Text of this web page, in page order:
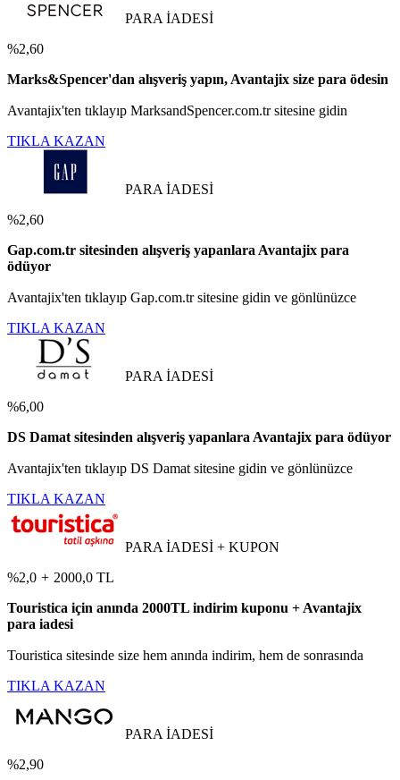
PARA İADESİ
%2,60
Marks&Spencer'dan alışveriş yapın, Avantajix size para ödesin
Avantajix'ten tıklayıp MarksandSpencer.com.tr sitesine gidin
TIKLA KAZAN
PARA İADESİ
%2,60
Gap.com.tr sitesinden alışveriş yapanlara Avantajix para
ödüyor
Avantajix'ten tıklayıp Gap.com.tr sitesine gidin ve gönlünüzce
TIKLA KAZAN
PARA İADESİ
%6,00
DS Damat sitesinden alışveriş yapanlara Avantajix para ödüyor
Avantajix'ten tıklayıp DS Damat sitesine gidin ve gönlünüzce
TIKLA KAZAN
PARA İADESİ + KUPON
%2,0 + 2000,0 TL
Touristica için anında 2000TL indirim kuponu + Avantajix
para iadesi
Touristica sitesinde size hem anında indirim, hem de sonrasında
TIKLA KAZAN
PARA İADESİ
%2,90